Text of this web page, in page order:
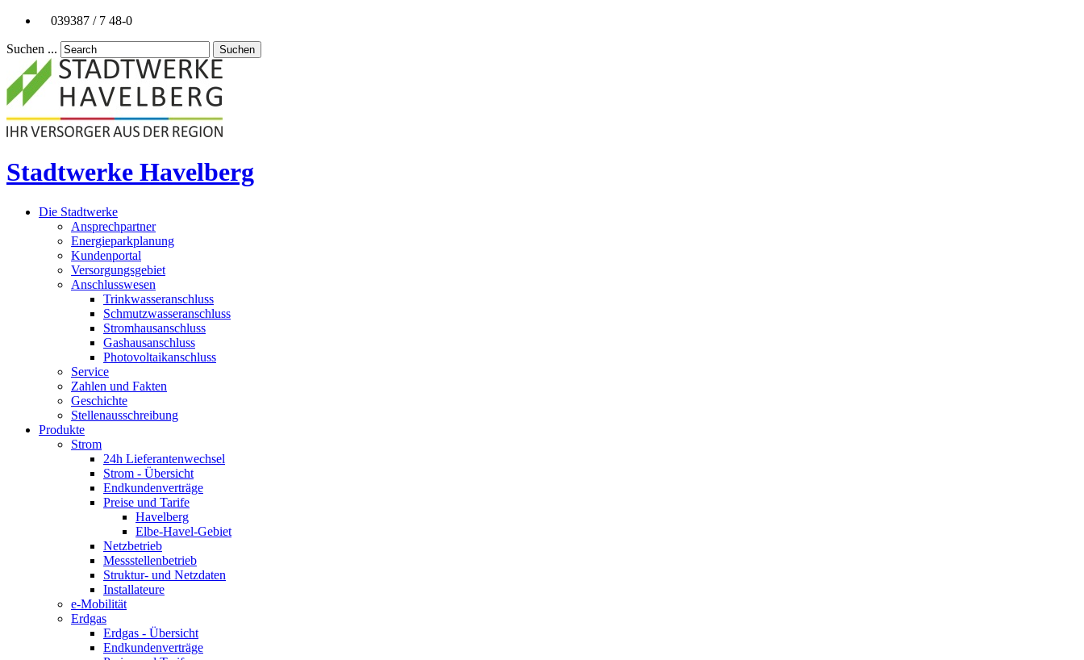
039387 / 7 48-0
Suchen ... Suchen
Stadtwerke Havelberg
Die Stadtwerke
Ansprechpartner
Energieparkplanung
Kundenportal
Versorgungsgebiet
Anschlusswesen
Trinkwasseranschluss
Schmutzwasseranschluss
Stromhausanschluss
Gashausanschluss
Photovoltaikanschluss
Service
Zahlen und Fakten
Geschichte
Stellenausschreibung
Produkte
Strom
24h Lieferantenwechsel
Strom - Übersicht
Endkundenverträge
Preise und Tarife
Havelberg
Elbe-Havel-Gebiet
Netzbetrieb
Messstellenbetrieb
Struktur- und Netzdaten
Installateure
e-Mobilität
Erdgas
Erdgas - Übersicht
Endkundenverträge